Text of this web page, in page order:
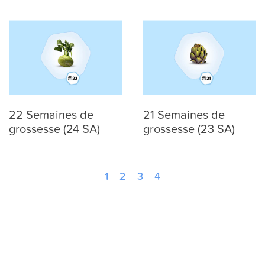
22 Semaines de
grossesse (24 SA)
21 Semaines de
grossesse (23 SA)
1 2 3 4